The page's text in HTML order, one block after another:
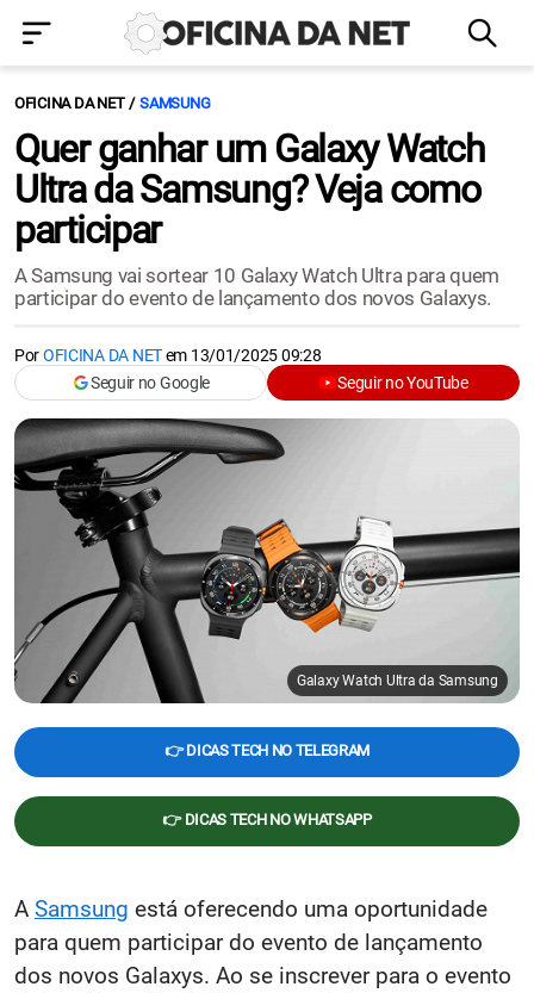
OFICINA DA NET SAMSUNG
Quer ganhar um Galaxy Watch
Ultra da Samsung? Veja como
participar
A Samsung vai sortear 10 Galaxy Watch Ultra para quem
participar do evento de lançamento dos novos Galaxys.
PorOFICINA DA NETem 13/01/2025 09:28
Seguir no Google
Seguir no YouTube
Galaxy Watch Ultra da Samsung
👉 DICAS TECH NO TELEGRAM
👉 DICAS TECH NO WHATSAPP
A Samsung está oferecendo uma oportunidade
para quem participar do evento de lançamento
dos novos Galaxys. Ao se inscrever para o evento